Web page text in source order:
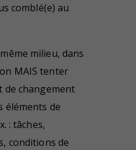
comblé(e) au
milieu, dans
MAIS tenter
de changement
éléments de
: tâches,
conditions de